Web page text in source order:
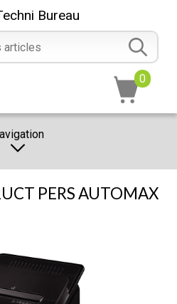
Bureau
0
CONTACTER
PERS AUTOMAX